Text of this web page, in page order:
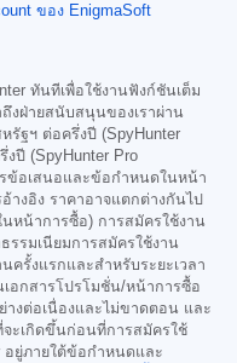
ของ EnigmaSoft
ทันทีเพื่อใช้งานฟังก์ชันเต็ม
งฝ่ายสนับสนุนของเราผ่าน
หรัฐฯ ต่อครึ่งปี (SpyHunter
งปี (SpyHunter Pro
ข้อเสนอและข้อกำหนดในหน้า
างอิง ราคาอาจแตกต่างกันไป
หน้าการซื้อ) การสมัครใช้งาน
รรมเนียมการสมัครใช้งาน
รั้งแรกและสำหรับระยะเวลา
เอกสารโปรโมชั่น/หน้าการซื้อ
างต่อเนื่องและไม่ขาดตอน และ
จะเกิดขึ้นก่อนที่การสมัครใช้
ยู่ภายใต้ข้อกำหนดและ